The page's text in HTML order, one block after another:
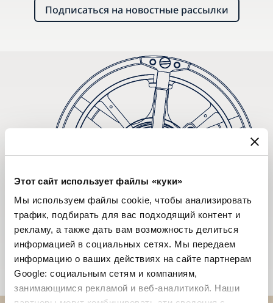
Этот сайт использует файлы «куки»
Мы используем файлы cookie, чтобы анализировать
трафик, подбирать для вас подходящий контент и
рекламу, а также дать вам возможность делиться
информацией в социальных сетях. Мы передаем
информацию о ваших действиях на сайте партнерам
Google: социальным сетям и компаниям,
занимающимся рекламой и веб-аналитикой. Наши
Подписаться на новостные рассылки